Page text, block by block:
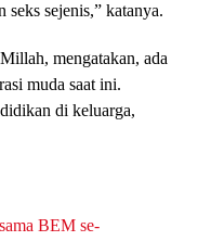
sejenis,” katanya.
mengatakan, ada
muda saat ini.
di keluarga,
BEM se-